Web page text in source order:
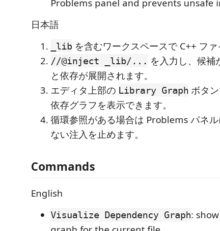
Problems panel and prevents unsafe
日本語
_lib を含むワークスペースで C++ フ
//@inject _lib/... を入力し、候補
と依存が展開されます。
エディタ上部の Library Graph ボタ
依存グラフを表示できます。
循環参照がある場合は Problems パネ
ない注入を止めます。
Commands
English
Visualize Dependency Graph: